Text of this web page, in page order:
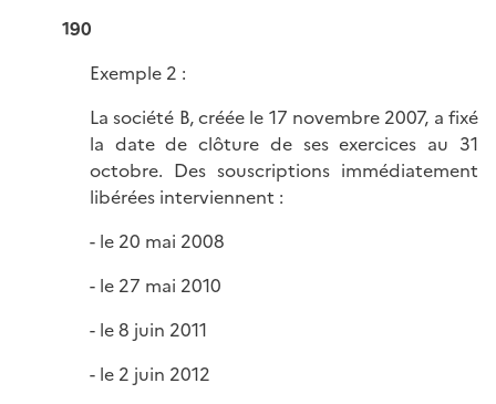
190
Exemple 2 :
La société B, créée le 17 novembre 2007, a fixé
la date de clôture de ses exercices au 31
octobre. Des souscriptions immédiatement
libérées interviennent :
- le 20 mai 2008
- le 27 mai 2010
- le 8 juin 2011
- le 2 juin 2012